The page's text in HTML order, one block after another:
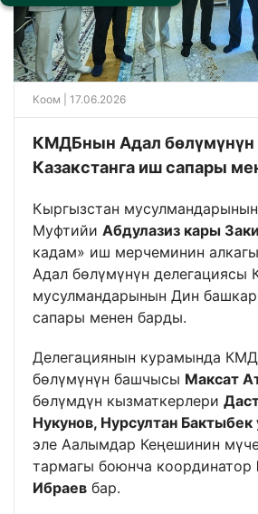
Коом | 17.06.2026
КМДБнын Адал бөлүмүнүн
Казакстанга иш сапары
Кыргызстан
Муфтийи Абдулазиз кары
кадам» иш мерчеминин
Адал бөлүмүнүн делегациясы
мусулмандарынын Дин
сапары менен барды.
Делегациянын курамында
бөлүмүнүн башчысы Максат
бөлүмдүн кызматкерлери
Нукунов, Нурсултан Бактыбек
эле Аалымдар Кеңешинин
тармагы боюнча координатор
Ибраев бар.